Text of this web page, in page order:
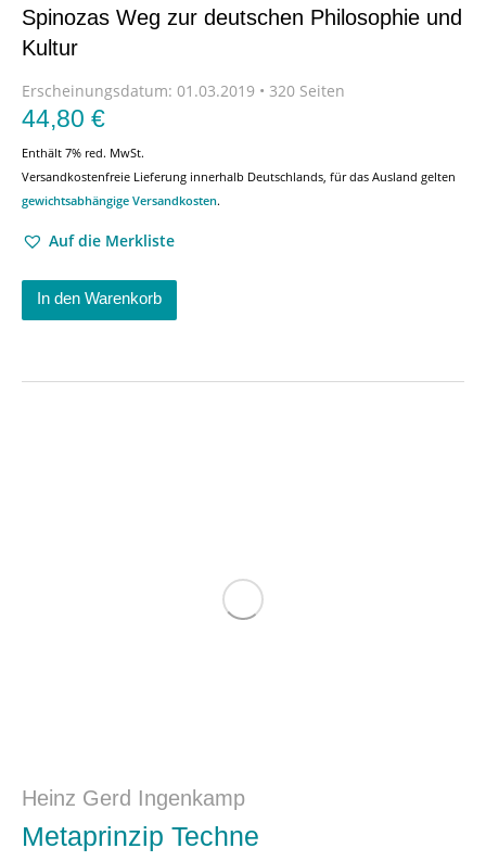
Spinozas Weg zur deutschen Philosophie und
Kultur
Erscheinungsdatum: 01.03.2019 • 320 Seiten
44,80 €
Enthält 7% red. MwSt.
Versandkostenfreie Lieferung innerhalb Deutschlands, für das Ausland gelten
gewichtsabhängige Versandkosten.
Auf die Merkliste
In den Warenkorb
Heinz Gerd Ingenkamp
Metaprinzip Techne